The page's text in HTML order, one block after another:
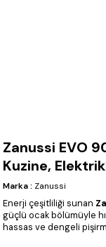
Zanussi EVO
Kuzine,
Marka : Zanussi
Enerji çeşitliliği sunan
güçlü ocak bölümüyle
hassas ve dengeli